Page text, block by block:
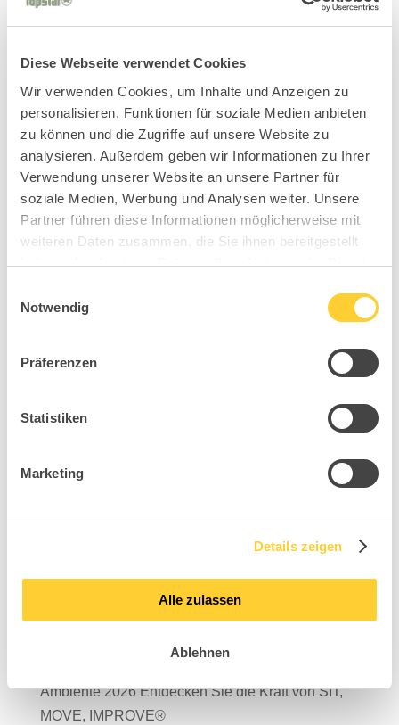
Diese Webseite verwendet Cookies
Wir verwenden Cookies, um Inhalte und Anzeigen zu
personalisieren, Funktionen für soziale Medien anbieten
zu können und die Zugriffe auf unsere Website zu
analysieren. Außerdem geben wir Informationen zu Ihrer
Verwendung unserer Website an unsere Partner für
soziale Medien, Werbung und Analysen weiter. Unsere
Partner führen diese Informationen möglicherweise mit
weiteren Daten zusammen, die Sie ihnen bereitgestellt
haben oder die sie im Rahmen Ihrer Nutzung der Dienste
Notwendig
Präferenzen
Statistiken
Marketing
Details zeigen
Alle zulassen
Ablehnen
Suchen
Nachhaltigkeitsbericht 2025 ist da!
TDR – Tag der Rückengesundheit 2026
Ambiente 2026 Entdecken Sie die Kraft von SIT,
MOVE, IMPROVE®